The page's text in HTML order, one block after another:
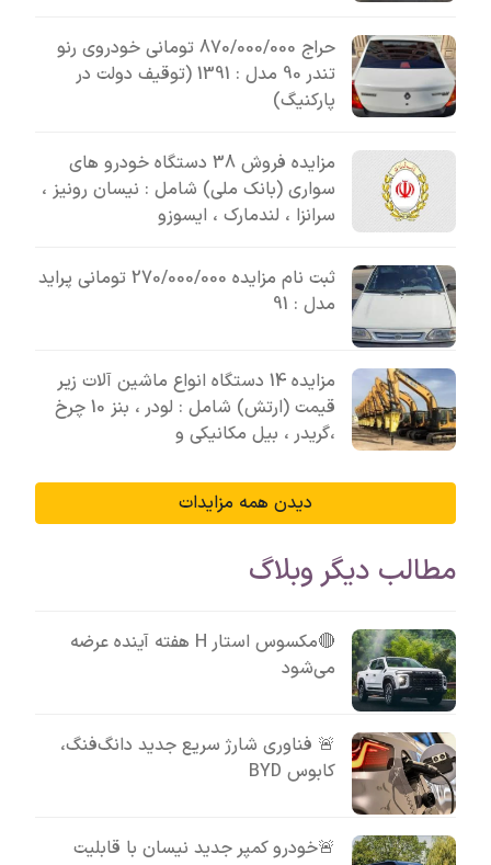
حراج 870/000/000 تومانی خودروی رنو
تندر 90 مدل : 1391 (توقیف دولت در
پارکنیگ)
مزایده فروش 38 دستگاه خودرو های
سواری (بانک ملی) شامل : نیسان رونیز ،
سرانزا ، لندمارک ، ایسوزو
ثبت نام مزایده 270/000/000 تومانی پراید
مدل : 91
مزایده 14 دستگاه انواع ماشین آلات زیر
قیمت (ارتش) شامل : لودر ، بنز 10 چرخ
،گریدر ، بیل مکانیکی و
دیدن همه مزایدات
مطالب دیگر وبلاگ
🔴مکسوس استار H هفته آینده عرضه
می‌شود
🚨 فناوری شارژ سریع جدید دانگ‌فنگ،
کابوس BYD
🚨خودرو کمپر جدید نیسان با قابلیت